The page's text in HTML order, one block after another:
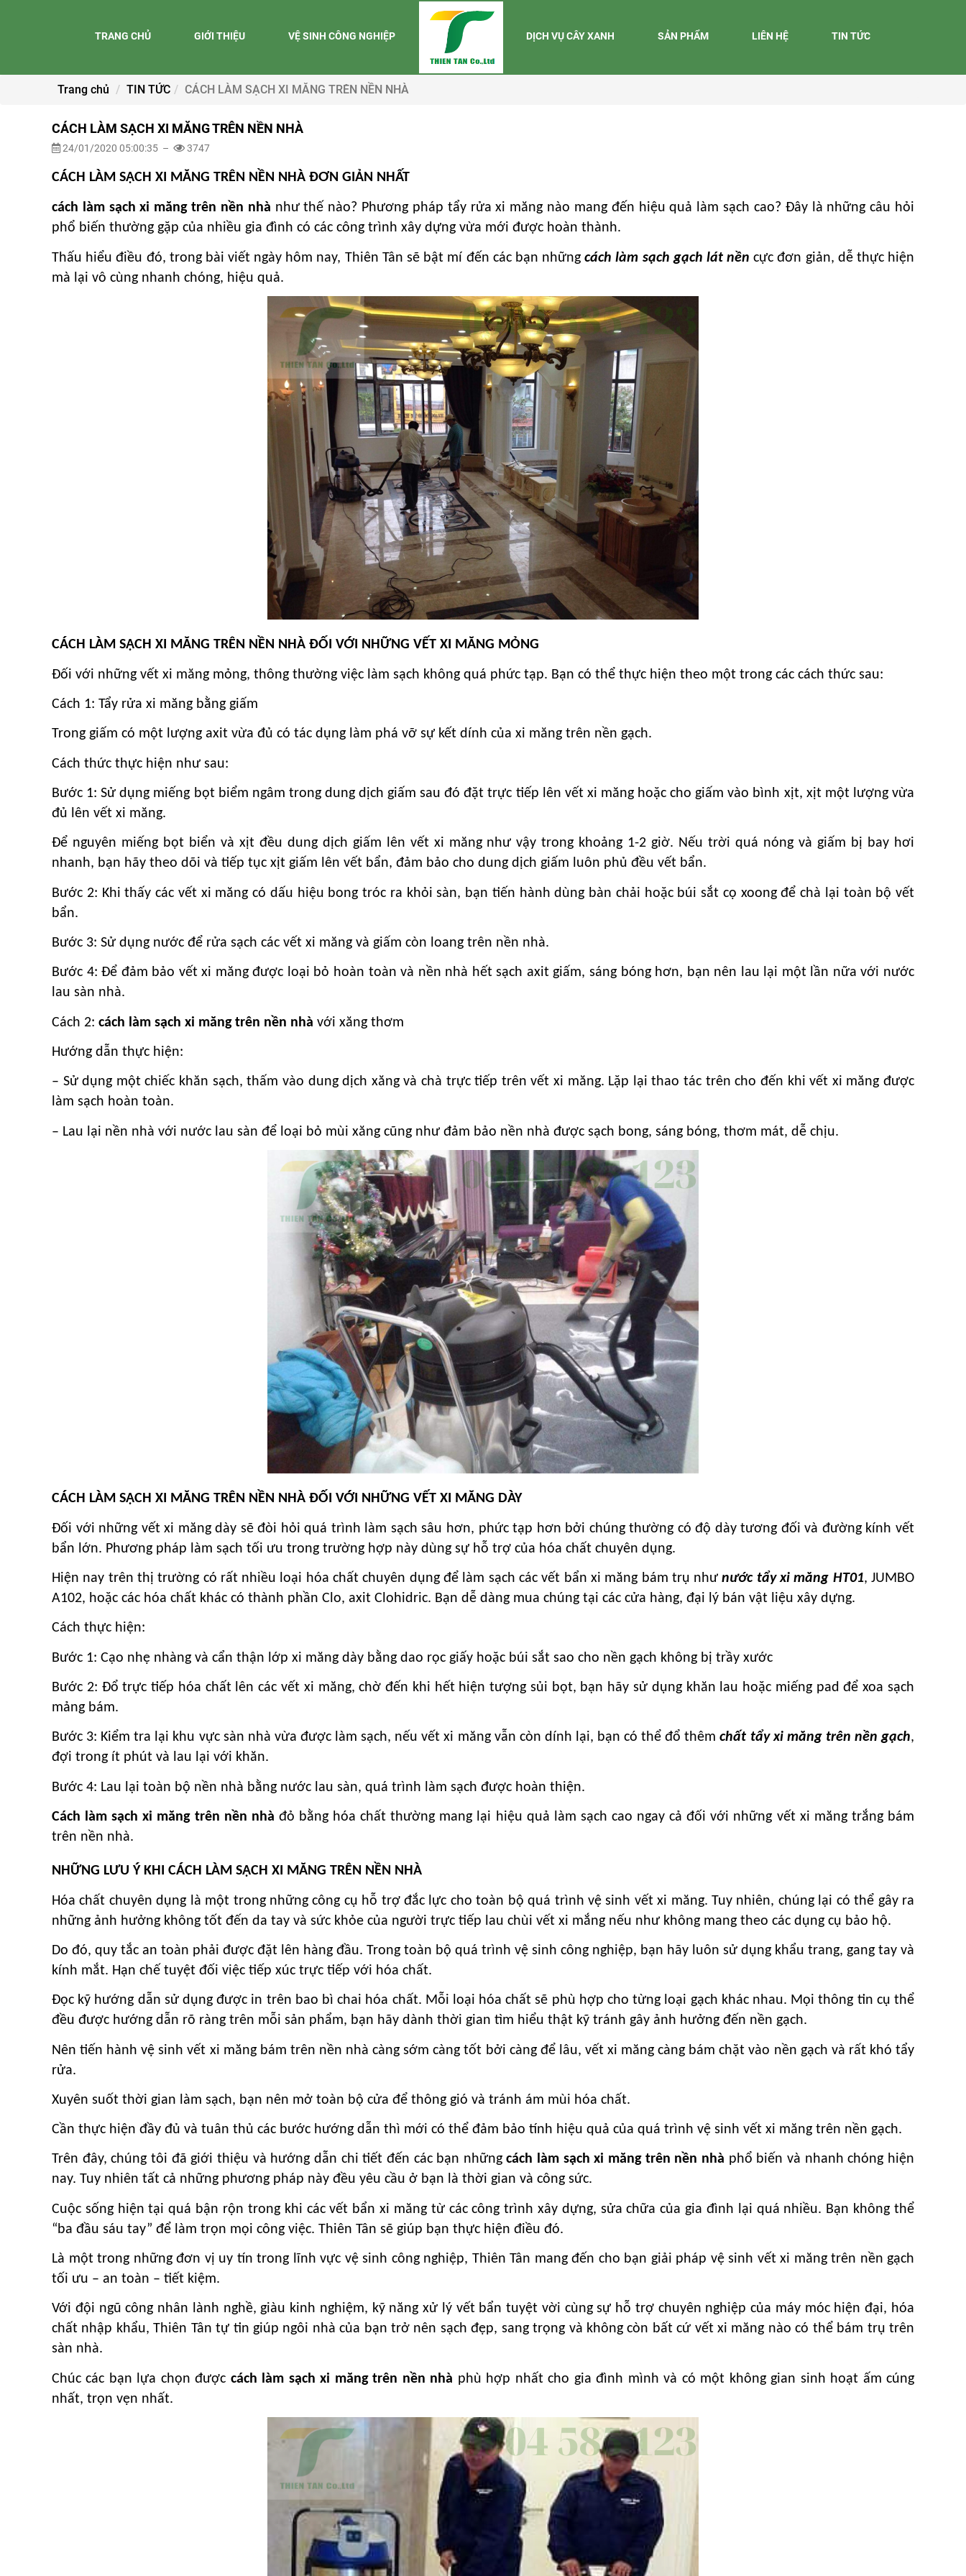
TRANG CHỦ GIỚI THIỆU VỆ SINH CÔNG NGHIỆP DỊCH VỤ CÂY XANH SẢN PHẨM LIÊN HỆ TIN TỨC
Trang chủ TIN TỨC CÁCH LÀM SẠCH XI MĂNG TRÊN NỀN NHÀ
CÁCH LÀM SẠCH XI MĂNG TRÊN NỀN NHÀ
24/01/2020 05:00:35 – 3747
CÁCH LÀM SẠCH XI MĂNG TRÊN NỀN NHÀ ĐƠN GIẢN NHẤT
cách làm sạch xi măng trên nền nhà như thế nào? Phương pháp tẩy rửa xi măng nào mang đến hiệu quả làm sạch cao? Đây là những câu hỏi
phổ biến thường gặp của nhiều gia đình có các công trình xây dựng vừa mới được hoàn thành.
Thấu hiểu điều đó, trong bài viết ngày hôm nay, Thiên Tân sẽ bật mí đến các bạn nhữngcách làm sạch gạch lát nền cực đơn giản, dễ thực hiện
mà lại vô cùng nhanh chóng, hiệu quả.
CÁCH LÀM SẠCH XI MĂNG TRÊN NỀN NHÀ ĐỐI VỚI NHỮNG VẾT XI MĂNG MỎNG
Đối với những vết xi măng mỏng, thông thường việc làm sạch không quá phức tạp. Bạn có thể thực hiện theo một trong các cách thức sau:
Cách 1: Tẩy rửa xi măng bằng giấm
Trong giấm có một lượng axit vừa đủ có tác dụng làm phá vỡ sự kết dính của xi măng trên nền gạch.
Cách thức thực hiện như sau:
Bước 1: Sử dụng miếng bọt biểm ngâm trong dung dịch giấm sau đó đặt trực tiếp lên vết xi măng hoặc cho giấm vào bình xịt, xịt một lượng vừa
đủ lên vết xi măng.
Để nguyên miếng bọt biển và xịt đều dung dịch giấm lên vết xi măng như vậy trong khoảng 1-2 giờ. Nếu trời quá nóng và giấm bị bay hơi
nhanh, bạn hãy theo dõi và tiếp tục xịt giấm lên vết bẩn, đảm bảo cho dung dịch giấm luôn phủ đều vết bẩn.
Bước 2: Khi thấy các vết xi măng có dấu hiệu bong tróc ra khỏi sàn, bạn tiến hành dùng bàn chải hoặc búi sắt cọ xoong để chà lại toàn bộ vết
bẩn.
Bước 3: Sử dụng nước để rửa sạch các vết xi măng và giấm còn loang trên nền nhà.
Bước 4: Để đảm bảo vết xi măng được loại bỏ hoàn toàn và nền nhà hết sạch axit giấm, sáng bóng hơn, bạn nên lau lại một lần nữa với nước
lau sàn nhà.
Cách 2: cách làm sạch xi măng trên nền nhà với xăng thơm
Hướng dẫn thực hiện:
– Sử dụng một chiếc khăn sạch, thấm vào dung dịch xăng và chà trực tiếp trên vết xi măng. Lặp lại thao tác trên cho đến khi vết xi măng được
làm sạch hoàn toàn.
– Lau lại nền nhà với nước lau sàn để loại bỏ mùi xăng cũng như đảm bảo nền nhà được sạch bong, sáng bóng, thơm mát, dễ chịu.
CÁCH LÀM SẠCH XI MĂNG TRÊN NỀN NHÀ ĐỐI VỚI NHỮNG VẾT XI MĂNG DÀY
Đối với những vết xi măng dày sẽ đòi hỏi quá trình làm sạch sâu hơn, phức tạp hơn bởi chúng thường có độ dày tương đối và đường kính vết
bẩn lớn. Phương pháp làm sạch tối ưu trong trường hợp này dùng sự hỗ trợ của hóa chất chuyên dụng.
Hiện nay trên thị trường có rất nhiều loại hóa chất chuyên dụng để làm sạch các vết bẩn xi măng bám trụ nhưnước tẩy xi măng HT01, JUMBO
A102, hoặc các hóa chất khác có thành phần Clo, axit Clohidric. Bạn dễ dàng mua chúng tại các cửa hàng, đại lý bán vật liệu xây dựng.
Cách thực hiện:
Bước 1: Cạo nhẹ nhàng và cẩn thận lớp xi măng dày bằng dao rọc giấy hoặc búi sắt sao cho nền gạch không bị trầy xước
Bước 2: Đổ trực tiếp hóa chất lên các vết xi măng, chờ đến khi hết hiện tượng sủi bọt, bạn hãy sử dụng khăn lau hoặc miếng pad để xoa sạch
mảng bám.
Bước 3: Kiểm tra lại khu vực sàn nhà vừa được làm sạch, nếu vết xi măng vẫn còn dính lại, bạn có thể đổ thêmchất tẩy xi măng trên nền gạch,
đợi trong ít phút và lau lại với khăn.
Bước 4: Lau lại toàn bộ nền nhà bằng nước lau sàn, quá trình làm sạch được hoàn thiện.
Cách làm sạch xi măng trên nền nhà đỏ bằng hóa chất thường mang lại hiệu quả làm sạch cao ngay cả đối với những vết xi măng trắng bám
trên nền nhà.
NHỮNG LƯU Ý KHI CÁCH LÀM SẠCH XI MĂNG TRÊN NỀN NHÀ
Hóa chất chuyên dụng là một trong những công cụ hỗ trợ đắc lực cho toàn bộ quá trình vệ sinh vết xi măng. Tuy nhiên, chúng lại có thể gây ra
những ảnh hưởng không tốt đến da tay và sức khỏe của người trực tiếp lau chùi vết xi mắng nếu như không mang theo các dụng cụ bảo hộ.
Do đó, quy tắc an toàn phải được đặt lên hàng đầu. Trong toàn bộ quá trình vệ sinh công nghiệp, bạn hãy luôn sử dụng khẩu trang, gang tay và
kính mắt. Hạn chế tuyệt đối việc tiếp xúc trực tiếp với hóa chất.
Đọc kỹ hướng dẫn sử dụng được in trên bao bì chai hóa chất. Mỗi loại hóa chất sẽ phù hợp cho từng loại gạch khác nhau. Mọi thông tin cụ thể
đều được hướng dẫn rõ ràng trên mỗi sản phẩm, bạn hãy dành thời gian tìm hiểu thật kỹ tránh gây ảnh hưởng đến nền gạch.
Nên tiến hành vệ sinh vết xi măng bám trên nền nhà càng sớm càng tốt bởi càng để lâu, vết xi măng càng bám chặt vào nền gạch và rất khó tẩy
rửa.
Xuyên suốt thời gian làm sạch, bạn nên mở toàn bộ cửa để thông gió và tránh ám mùi hóa chất.
Cần thực hiện đầy đủ và tuân thủ các bước hướng dẫn thì mới có thể đảm bảo tính hiệu quả của quá trình vệ sinh vết xi măng trên nền gạch.
Trên đây, chúng tôi đã giới thiệu và hướng dẫn chi tiết đến các bạn nhữngcách làm sạch xi măng trên nền nhà phổ biến và nhanh chóng hiện
nay. Tuy nhiên tất cả những phương pháp này đều yêu cầu ở bạn là thời gian và công sức.
Cuộc sống hiện tại quá bận rộn trong khi các vết bẩn xi măng từ các công trình xây dựng, sửa chữa của gia đình lại quá nhiều. Bạn không thể
“ba đầu sáu tay” để làm trọn mọi công việc. Thiên Tân sẽ giúp bạn thực hiện điều đó.
Là một trong những đơn vị uy tín trong lĩnh vực vệ sinh công nghiệp, Thiên Tân mang đến cho bạn giải pháp vệ sinh vết xi măng trên nền gạch
tối ưu – an toàn – tiết kiệm.
Với đội ngũ công nhân lành nghề, giàu kinh nghiệm, kỹ năng xử lý vết bẩn tuyệt vời cùng sự hỗ trợ chuyên nghiệp của máy móc hiện đại, hóa
chất nhập khẩu, Thiên Tân tự tin giúp ngôi nhà của bạn trở nên sạch đẹp, sang trọng và không còn bất cứ vết xi măng nào có thể bám trụ trên
sàn nhà.
Chúc các bạn lựa chọn được cách làm sạch xi măng trên nền nhà phù hợp nhất cho gia đình mình và có một không gian sinh hoạt ấm cúng
nhất, trọn vẹn nhất.